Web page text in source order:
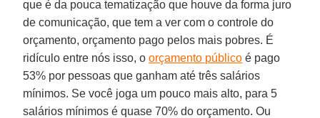
que é da pouca tematização que houve da forma juro
de comunicação, que tem a ver com o controle do
orçamento, orçamento pago pelos mais pobres. É
ridículo entre nós isso, oorçamento público é pago
53% por pessoas que ganham até três salários
mínimos. Se você joga um pouco mais alto, para 5
salários mínimos é quase 70% do orçamento. Ou